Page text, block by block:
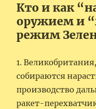
Кто и как
оружием и
режим
1.
собираются
производство
ракет-